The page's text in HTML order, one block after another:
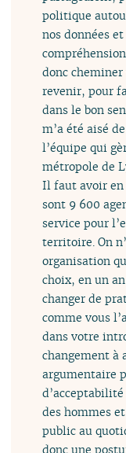
politique
nos données
donc
revenir, pour
dans le bon
m’a été aisé
l’équipe qui
métropole de
Il faut avoir en
sont 9 600
service pour
territoire. On
organisation
choix, en un
changer de
comme vous
dans votre
changement à
argumentaire
des hommes
public au
donc une